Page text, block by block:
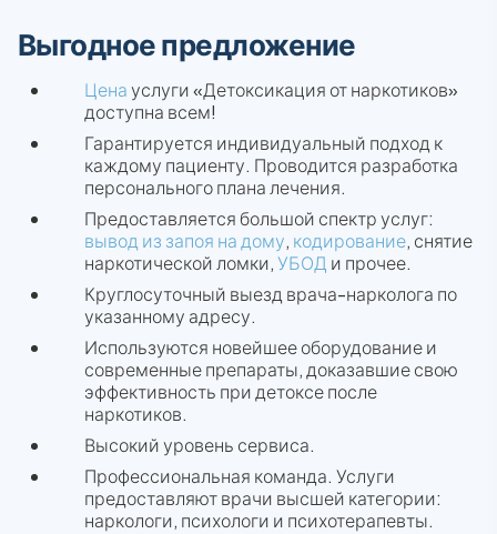
Выгодное предложение
Ценауслуги «Детоксикация от наркотиков»
доступна всем!
Гарантируется индивидуальный подход к
каждому пациенту. Проводится разработка
персонального плана лечения.
Предоставляется большой спектр услуг:
вывод из запоя на дому, кодирование, снятие
наркотической ломки,УБОД и прочее.
Круглосуточный выезд врача-нарколога по
указанному адресу.
Используются новейшее оборудование и
современные препараты, доказавшие свою
эффективность при детоксе после
наркотиков.
Высокий уровень сервиса.
Профессиональная команда. Услуги
предоставляют врачи высшей категории:
наркологи, психологи и психотерапевты.